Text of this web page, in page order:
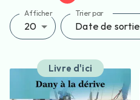
Afficher
20
Trier par
Date de sortie
Livre d'ici